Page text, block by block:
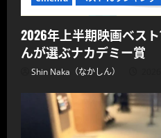
2026年上半期映画ベス
んが選ぶナカデミー賞
Shin Naka（なかしん）